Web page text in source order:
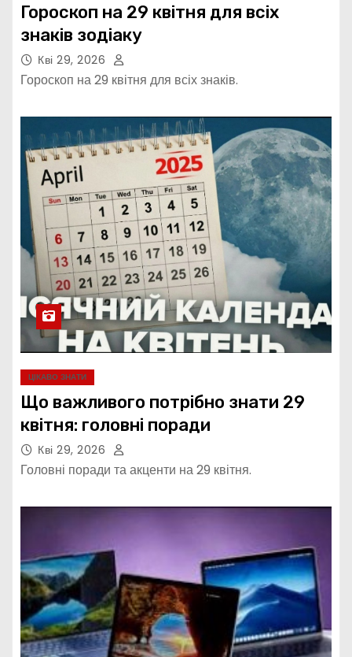
Гороскоп на 29 квітня для всіх
знаків зодіаку
Кві 29, 2026
Гороскоп на 29 квітня для всіх знаків.
ЦІКАВО ЗНАТИ
Що важливого потрібно знати 29
квітня: головні поради
Кві 29, 2026
Головні поради та акценти на 29 квітня.